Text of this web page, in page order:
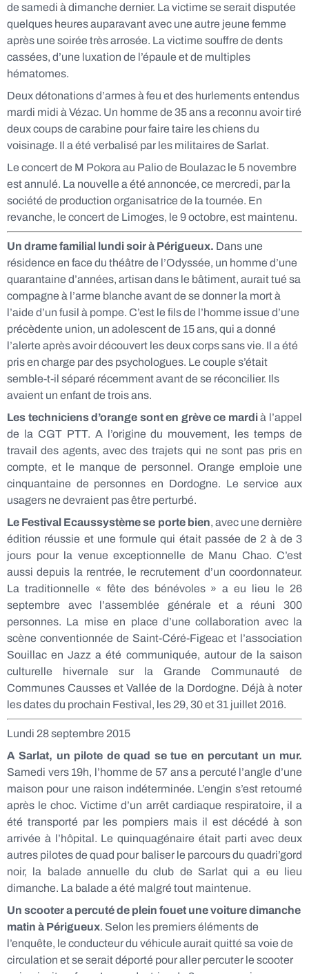
de samedi à dimanche dernier. La victime se serait disputée
quelques heures auparavant avec une autre jeune femme
après une soirée très arrosée. La victime souffre de dents
cassées, d’une luxation de l’épaule et de multiples
hématomes.
Deux détonations d’armes à feu et des hurlements entendus
mardi midi à Vézac. Un homme de 35 ans a reconnu avoir tiré
deux coups de carabine pour faire taire les chiens du
voisinage. Il a été verbalisé par les militaires de Sarlat.
Le concert de M Pokora au Palio de Boulazac le 5 novembre
est annulé. La nouvelle a été annoncée, ce mercredi, par la
société de production organisatrice de la tournée. En
revanche, le concert de Limoges, le 9 octobre, est maintenu.
Un drame familial lundi soir à Périgueux. Dans une
résidence en face du théâtre de l’Odyssée, un homme d’une
quarantaine d’années, artisan dans le bâtiment, aurait tué sa
compagne à l’arme blanche avant de se donner la mort à
l’aide d’un fusil à pompe. C’est le fils de l’homme issue d’une
précèdente union, un adolescent de 15 ans, qui a donné
l’alerte après avoir découvert les deux corps sans vie. Il a été
pris en charge par des psychologues. Le couple s’était
semble-t-il séparé récemment avant de se réconcilier. Ils
avaient un enfant de trois ans.
Les techniciens d’orange sont en grève ce mardià l’appel
de la CGT PTT. A l’origine du mouvement, les temps de
travail des agents, avec des trajets qui ne sont pas pris en
compte, et le manque de personnel. Orange emploie une
cinquantaine de personnes en Dordogne. Le service aux
usagers ne devraient pas être perturbé.
Le Festival Ecaussystème se porte bien, avec une dernière
édition réussie et une formule qui était passée de 2 à de 3
jours pour la venue exceptionnelle de Manu Chao. C’est
aussi depuis la rentrée, le recrutement d’un coordonnateur.
La traditionnelle « fête des bénévoles » a eu lieu le 26
septembre avec l’assemblée générale et a réuni 300
personnes. La mise en place d’une collaboration avec la
scène conventionnée de Saint-Céré-Figeac et l’association
Souillac en Jazz a été communiquée, autour de la saison
culturelle hivernale sur la Grande Communauté de
Communes Causses et Vallée de la Dordogne. Déjà à noter
les dates du prochain Festival, les 29, 30 et 31 juillet 2016.
Lundi 28 septembre 2015
A Sarlat, un pilote de quad se tue en percutant un mur.
Samedi vers 19h, l’homme de 57 ans a percuté l’angle d’une
maison pour une raison indéterminée. L’engin s’est retourné
après le choc. Victime d’un arrêt cardiaque respiratoire, il a
été transporté par les pompiers mais il est décédé à son
arrivée à l’hôpital. Le quinquagénaire était parti avec deux
autres pilotes de quad pour baliser le parcours du quadri’gord
noir, la balade annuelle du club de Sarlat qui a eu lieu
dimanche. La balade a été malgré tout maintenue.
Un scooter a percuté de plein fouet une voiture dimanche
matin à Périgueux. Selon les premiers éléments de
l’enquête, le conducteur du véhicule aurait quitté sa voie de
circulation et se serait déporté pour aller percuter le scooter